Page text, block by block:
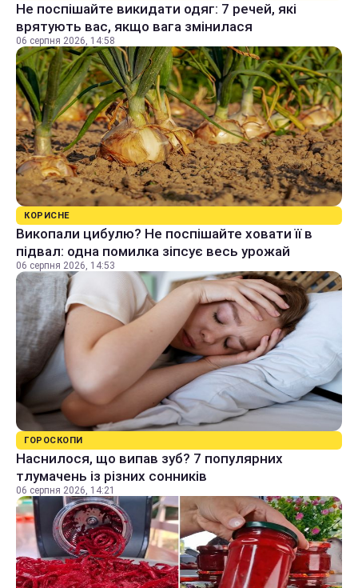
Не поспішайте викидати одяг: 7 речей, які
врятують вас, якщо вага змінилася
06 серпня 2026, 14:58
КОРИСНЕ
Викопали цибулю? Не поспішайте ховати її в
підвал: одна помилка зіпсує весь урожай
06 серпня 2026, 14:53
ГОРОСКОПИ
Наснилося, що випав зуб? 7 популярних
тлумачень із різних сонників
06 серпня 2026, 14:21